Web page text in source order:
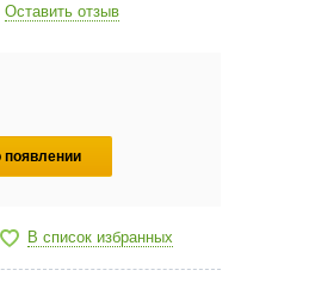
Оставить отзыв
В список избранных